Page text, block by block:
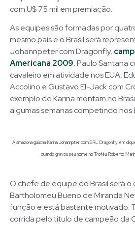
com U$ 75 mil em premiação.
As equipes são formadas por
mesmo país e o Brasil será
Johannpeter com Dragonfly,
Americana 2009, Paulo Santana
cavaleiro em atividade nos EUA,
Accolino e Gustavo El-Jack com
exemplo de Karina montam no
algumas semanas competindo nos
A amazona gaúcha Karina Johannpter com SRL Dragonfly em
quando gravou seu nome no Troféu Roberto
O chefe de equipe do Brasil será o
Bartholomeu Bueno de Miranda
função e está bastante motivado.
corrida pelo título de campeão da